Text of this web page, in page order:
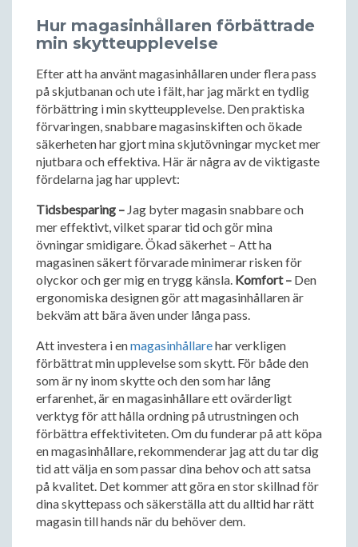
Hur magasinhållaren förbättrade
min skytteupplevelse
Efter att ha använt magasinhållaren under flera pass
på skjutbanan och ute i fält, har jag märkt en tydlig
förbättring i min skytteupplevelse. Den praktiska
förvaringen, snabbare magasinskiften och ökade
säkerheten har gjort mina skjutövningar mycket mer
njutbara och effektiva. Här är några av de viktigaste
fördelarna jag har upplevt:
Tidsbesparing – Jag byter magasin snabbare och
mer effektivt, vilket sparar tid och gör mina
övningar smidigare. Ökad säkerhet – Att ha
magasinen säkert förvarade minimerar risken för
olyckor och ger mig en trygg känsla. Komfort – Den
ergonomiska designen gör att magasinhållaren är
bekväm att bära även under långa pass.
Att investera i enmagasinhållarehar verkligen
förbättrat min upplevelse som skytt. För både den
som är ny inom skytte och den som har lång
erfarenhet, är en magasinhållare ett ovärderligt
verktyg för att hålla ordning på utrustningen och
förbättra effektiviteten. Om du funderar på att köpa
en magasinhållare, rekommenderar jag att du tar dig
tid att välja en som passar dina behov och att satsa
på kvalitet. Det kommer att göra en stor skillnad för
dina skyttepass och säkerställa att du alltid har rätt
magasin till hands när du behöver dem.